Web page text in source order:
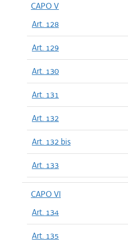
CAPO V
Art. 128
Art. 129
Art. 130
Art. 131
Art. 132
Art. 132 bis
Art. 133
CAPO VI
Art. 134
Art. 135